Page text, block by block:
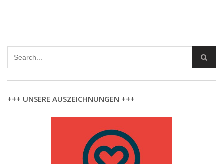
+++ UNSERE AUSZEICHNUNGEN +++